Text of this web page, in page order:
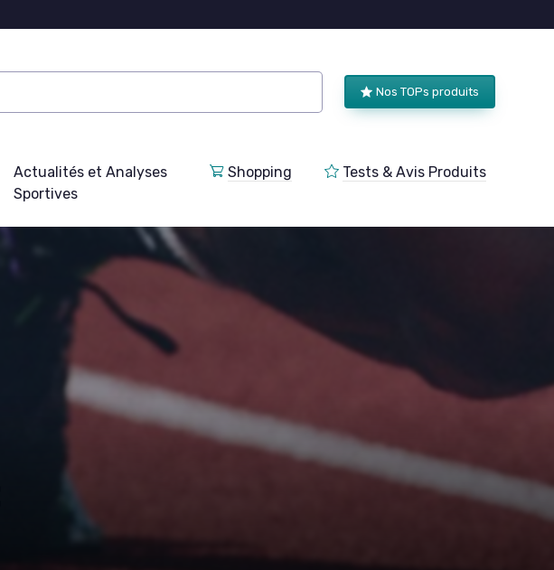
Nos TOPs produits
Actualités et Analyses
Sportives
Shopping Tests & Avis Produits